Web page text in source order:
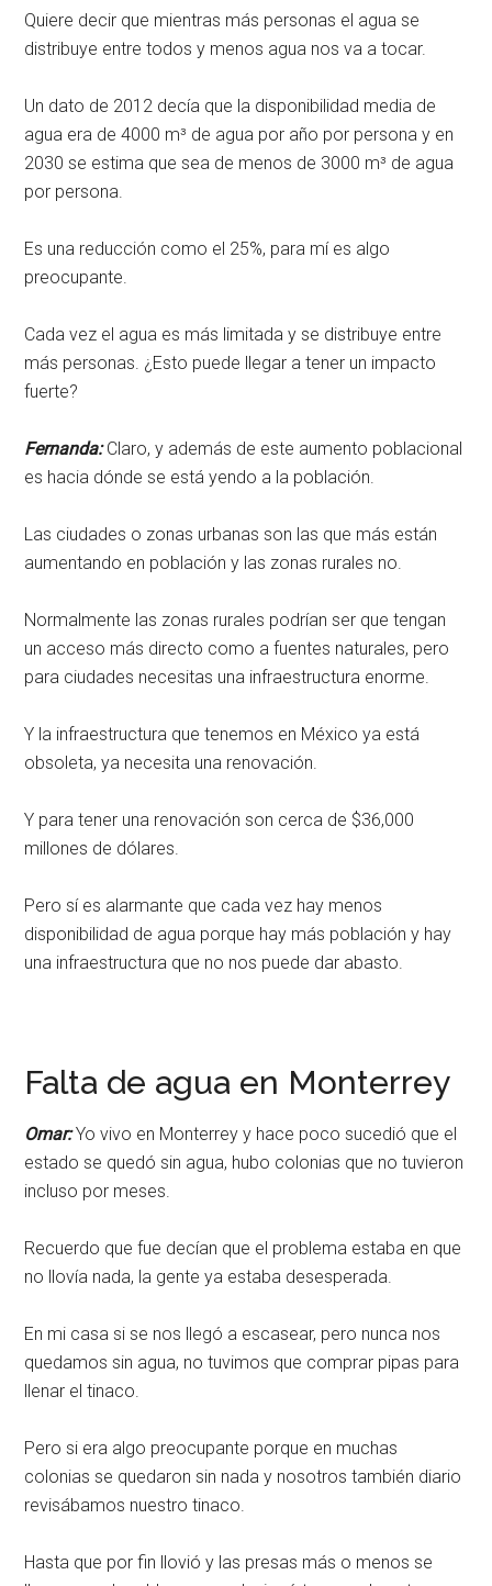
Quiere decir que mientras más personas el agua se
distribuye entre todos y menos agua nos va a tocar.
Un dato de 2012 decía que la disponibilidad media de
agua era de 4000 m³ de agua por año por persona y en
2030 se estima que sea de menos de 3000 m³ de agua
por persona.
Es una reducción como el 25%, para mí es algo
preocupante.
Cada vez el agua es más limitada y se distribuye entre
más personas. ¿Esto puede llegar a tener un impacto
fuerte?
Fernanda:Claro, y además de este aumento poblacional
es hacia dónde se está yendo a la población.
Las ciudades o zonas urbanas son las que más están
aumentando en población y las zonas rurales no.
Normalmente las zonas rurales podrían ser que tengan
un acceso más directo como a fuentes naturales, pero
para ciudades necesitas una infraestructura enorme.
Y la infraestructura que tenemos en México ya está
obsoleta, ya necesita una renovación.
Y para tener una renovación son cerca de $36,000
millones de dólares.
Pero sí es alarmante que cada vez hay menos
disponibilidad de agua porque hay más población y hay
una infraestructura que no nos puede dar abasto.
Falta de agua en Monterrey
Omar: Yo vivo en Monterrey y hace poco sucedió que el
estado se quedó sin agua, hubo colonias que no tuvieron
incluso por meses.
Recuerdo que fue decían que el problema estaba en que
no llovía nada, la gente ya estaba desesperada.
En mi casa si se nos llegó a escasear, pero nunca nos
quedamos sin agua, no tuvimos que comprar pipas para
llenar el tinaco.
Pero si era algo preocupante porque en muchas
colonias se quedaron sin nada y nosotros también diario
revisábamos nuestro tinaco.
Hasta que por fin llovió y las presas más o menos se